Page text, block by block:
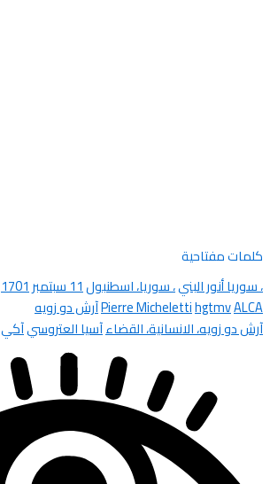
كلمات مفتاحية
، سوريا أنور البني، سوريا، اسطنبول11 سبتمبر 1701
ALCA
hgtmv
Pierre Michelettiآرش دو زويه
آرش دو زويه، الانسانية، القضاءآسيا العتروسيآكي